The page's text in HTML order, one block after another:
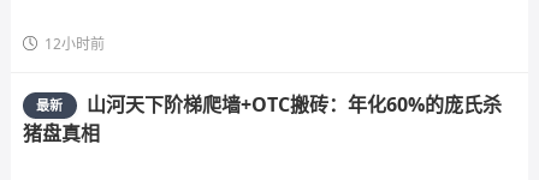
12小时前
最新
山河天下阶梯爬墙+OTC搬砖：年化60%的庞氏杀
猪盘真相